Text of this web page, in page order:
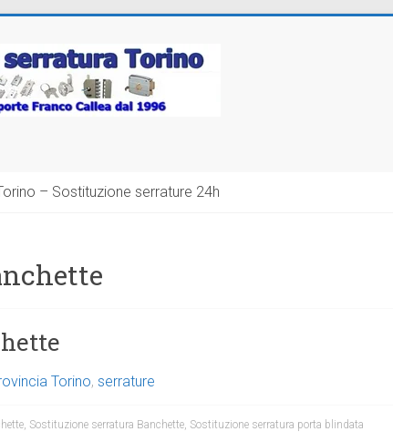
– Sostituzione serrature 24h
Torino, serrature
, Sostituzione serratura Banchette, Sostituzione serratura porta blindata